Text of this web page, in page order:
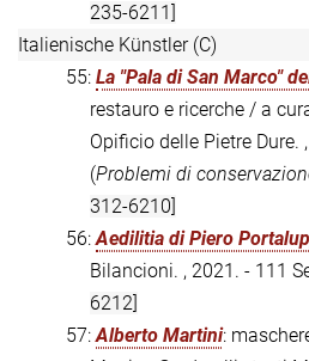
235-6211]
Italienische Künstler (C)
55: La "Pala di San Marco"
restauro e ricerche / a
Opificio delle Pietre Dure.
(Problemi di
312-6210]
56:Aedilitia di Piero
Bilancioni. , 2021. - 111
6212]
57:Alberto Martini: